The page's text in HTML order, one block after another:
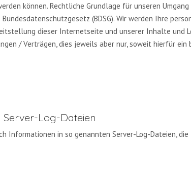
können. Rechtliche Grundlage für unseren
(BDSG). Wir werden Ihre
dieser Internetseite und unserer Inhalte und
/ Verträgen, dies jeweils aber nur, soweit hierfür
Server-Log-Dateien
Informationen in so genannten Server-Log-Dateien,